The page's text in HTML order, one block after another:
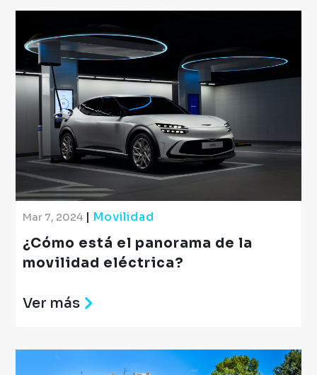
Mar 7, 2024 | Movilidad
¿Cómo está el panorama de la
movilidad eléctrica?
Ver más